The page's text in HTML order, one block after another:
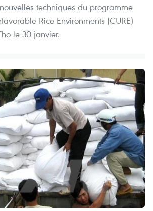
techniques du programme
Rice Environments (CURE)
le 30 janvier.